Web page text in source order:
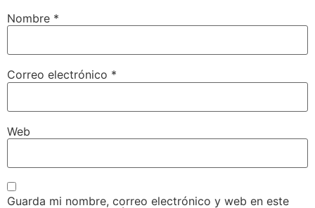
Nombre *
Correo electrónico *
Web
Guarda mi nombre, correo electrónico y web en este